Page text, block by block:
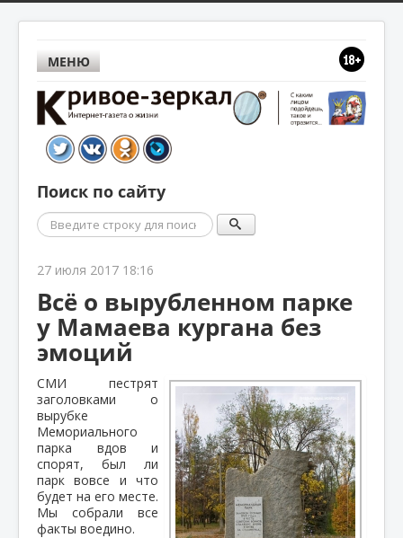
МЕНЮ
Поиск по сайту
Поиск
27 июля 2017 18:16
Всё о вырубленном парке
у Мамаева кургана без
эмоций
СМИ пестрят
заголовками о
вырубке
Мемориального
парка вдов и
спорят, был ли
парк вовсе и что
будет на его месте.
Мы собрали все
факты воедино.